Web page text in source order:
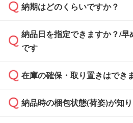
どの場合は、月末締め翌月末
また、卒業・卒園記念品で対
校や幼稚園・保育園であれば
ご希望の際は担当スタッフま
ください。
納品書・領収書は ご依頼を
ず、通常はPDFデータをメ
ます。
たは注文フォームの『ご注文
納期はどのくらいですか？
・印刷する場合(500個程度)
ご入金、イメージ画像の校
ご入金確認後、1～2営業日
納品日を指定できますか？/
です
ご希望の納期がある場合は、
い。
在庫の確保・取り置きはでき
ご入金確認後に在庫を確保し
納品時の梱包状態(荷姿)が知